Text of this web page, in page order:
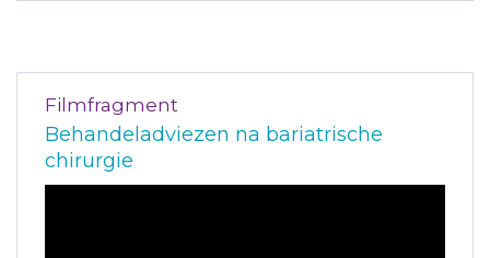
Filmfragment
Behandeladviezen na bariatrische
chirurgie